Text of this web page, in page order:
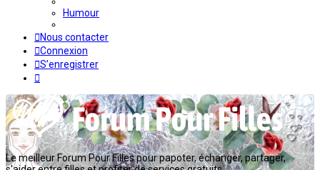
Humour
Nous contacter
Connexion
S’enregistrer
Le meilleur Forum Pour Filles pour papoter, échanger, partager,